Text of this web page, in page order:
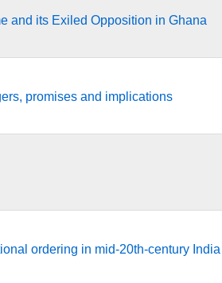
and its Exiled Opposition in Ghana
promises and implications
ordering in mid-20th-century India